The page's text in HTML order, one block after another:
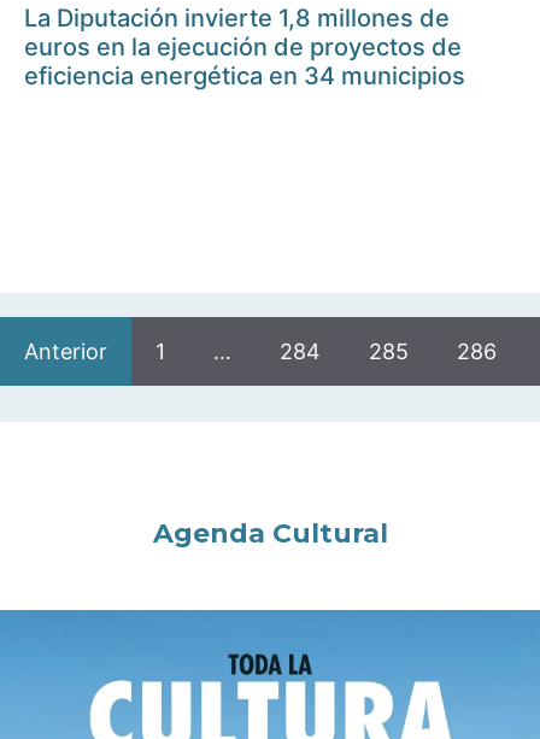
La Diputación invierte 1,8 millones de
euros en la ejecución de proyectos de
eficiencia energética en 34 municipios
Anterior 1 … 284 285 286
Agenda Cultural